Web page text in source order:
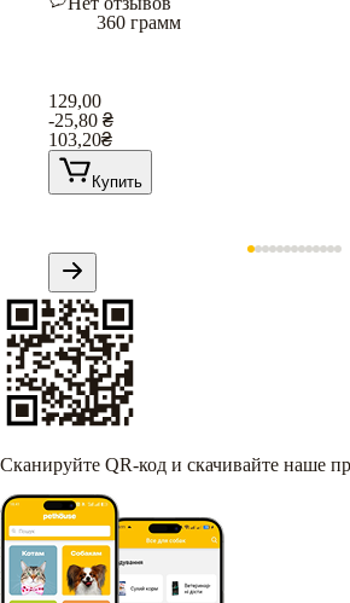
360 грамм
129,00
-25,80 ₴
103,20₴
Купить
Сканируйте QR-код и скачивайте наше